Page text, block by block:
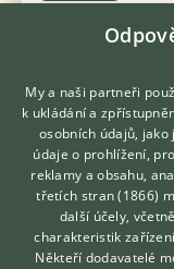
My a naši partneři
k ukládání a
osobních údajů,
údaje o prohlížení,
reklamy a obsahu,
třetích stran (1866)
další účely,
charakteristik
Někteří dodavatelé